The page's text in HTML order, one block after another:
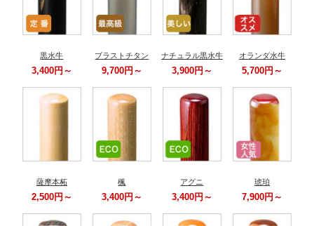
黒水牛
3,400円～
ブラストチタン
9,700円～
ナチュラル黒水牛
3,900円～
オランダ水牛
5,700円～
薩摩本柘
2,500円～
楓
3,400円～
アグニ
3,400円～
琥珀
7,900円～